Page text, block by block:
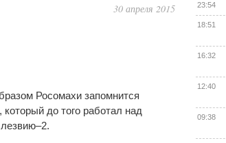
30 апреля 2015
Росомахи запомнится
до того работал над
23:54
18:51
16:32
12:40
09:38